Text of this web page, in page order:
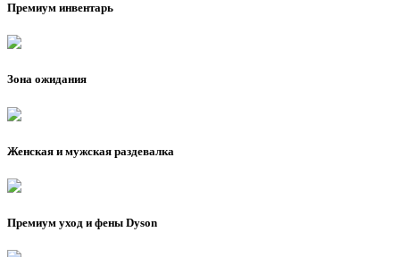
Премиум инвентарь
Зона ожидания
Женская и мужская раздевалка
Премиум уход и фены Dyson